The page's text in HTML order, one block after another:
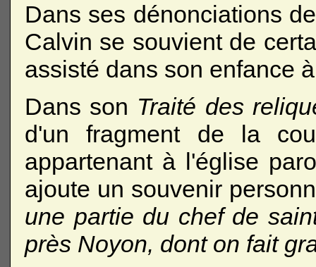
Dans ses dénonciations
Calvin se souvient de
assisté dans son enfance
Dans son Traité des
d'un fragment de la
appartenant à l'église
ajoute un souvenir
une partie du chef de
près Noyon, dont on fait